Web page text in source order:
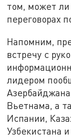
том, может
переговорах
Напомним,
встречу с
лидером
Вьетнама, а
Испании,
Узбекистана